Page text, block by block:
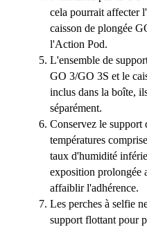
cela pourrait affecter
caisson de plongée
l'Action Pod.
L'ensemble de
GO 3/GO 3S et le
inclus dans la boîte,
séparément.
Conservez le support
températures
taux d'humidité
exposition prolongée
affaiblir l'adhérence.
Les perches à selfie
support flottant pour